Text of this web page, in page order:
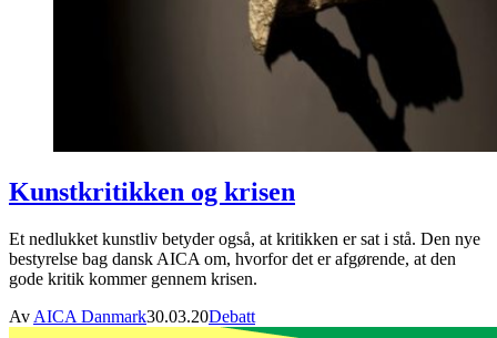
Kunstkritikken og krisen
Et nedlukket kunstliv betyder også, at kritikken er sat i stå. Den nye
bestyrelse bag dansk AICA om, hvorfor det er afgørende, at den
gode kritik kommer gennem krisen.
Av AICA Danmark30.03.20Debatt